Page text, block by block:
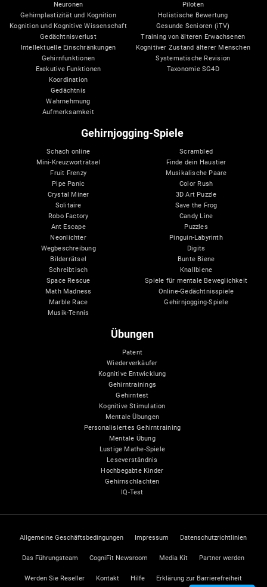
Neuronen
Gehirnplastizität und Kognition
Kognition und Kognitive Wissenschaft
Gedächtnisverlust
Intellektuelle Einschränkungen
Gehirnfunktionen
Exekutive Funktionen
Koordination
Gedächtnis
Wahrnehmung
Aufmerksamkeit
Piloten
Holistische Bewertung
Gesunde Senioren (iTV)
Training von älteren Erwachsenen
Kognitiver Zustand älterer Menschen
Systematische Revision
Taxonomie SG4D
Gehirnjogging-Spiele
Schach online
Mini-Kreuzworträtsel
Fruit Frenzy
Pipe Panic
Crystal Miner
Solitaire
Robo Factory
Ant Escape
Neonlichter
Wegbeschreibung
Bilderrätsel
Schreibtisch
Space Rescue
Math Madness
Marble Race
Musik-Tennis
Scrambled
Finde dein Haustier
Musikalische Paare
Color Rush
3D Art Puzzle
Save the Frog
Candy Line
Puzzles
Pinguin-Labyrinth
Digits
Bunte Biene
Knallbiene
Spiele für mentale Beweglichkeit
Online-Gedächtnisspiele
Gehirnjogging-Spiele
Übungen
Patent
Wiederverkäufer
Kognitive Entwicklung
Gehirntrainings
Gehirntest
Kognitive Stimulation
Mentale Übungen
Personalisiertes Gehirntraining
Mentale Übung
Lustige Mathe-Spiele
Leseverständnis
Hochbegabte Kinder
Gehirnschlachten
IQ-Test
Allgemeine Geschäftsbedingungen Impressum Datenschutzrichtlinien
Das Führungsteam CogniFit Newsroom Media Kit Partner werden
Werden Sie Reseller Kontakt Hilfe Erklärung zur Barrierefreiheit